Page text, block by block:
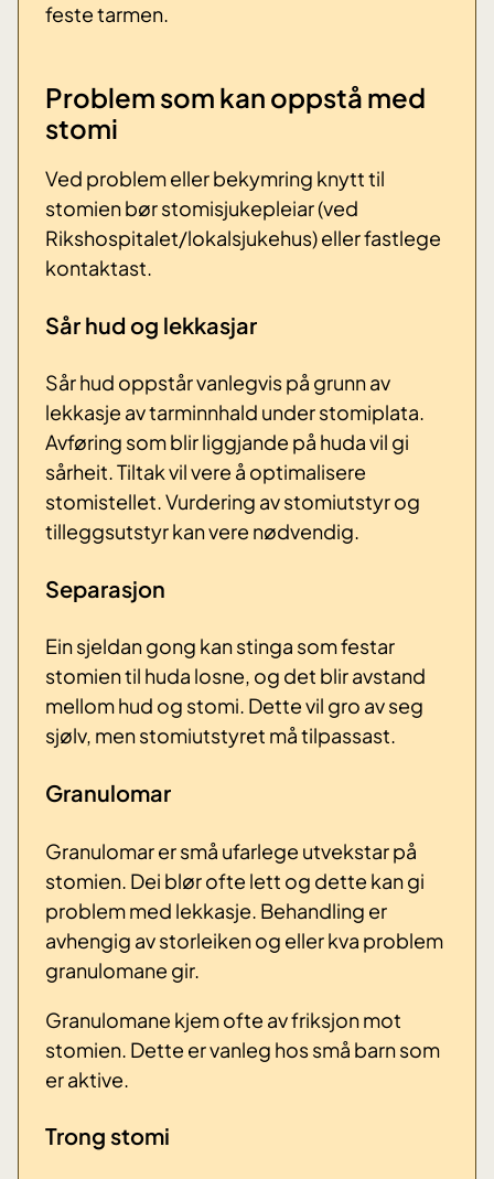
feste tarmen.
Problem som kan oppstå med
stomi
Ved problem eller bekymring knytt til
stomien bør stomisjukepleiar (ved
Rikshospitalet/lokalsjukehus) eller fastlege
kontaktast.
Sår hud og lekkasjar
Sår hud oppstår vanlegvis på grunn av
lekkasje av tarminnhald under stomiplata.
Avføring som blir liggjande på huda vil gi
sårheit. Tiltak vil vere å optimalisere
stomistellet. Vurdering av stomiutstyr og
tilleggsutstyr kan vere nødvendig.
Separasjon
Ein sjeldan gong kan stinga som festar
stomien til huda losne, og det blir avstand
mellom hud og stomi. Dette vil gro av seg
sjølv, men stomiutstyret må tilpassast.
Granulomar
Granulomar er små ufarlege utvekstar på
stomien. Dei blør ofte lett og dette kan gi
problem med lekkasje. Behandling er
avhengig av storleiken og eller kva problem
granulomane gir.
Granulomane kjem ofte av friksjon mot
stomien. Dette er vanleg hos små barn som
er aktive.
Trong stomi